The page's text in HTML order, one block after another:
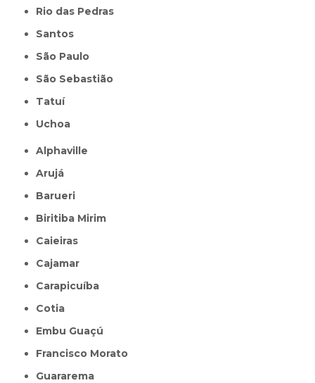
Rio das Pedras
Santos
São Paulo
São Sebastião
Tatuí
Uchoa
Alphaville
Arujá
Barueri
Biritiba Mirim
Caieiras
Cajamar
Carapicuíba
Cotia
Embu Guaçú
Francisco Morato
Guararema